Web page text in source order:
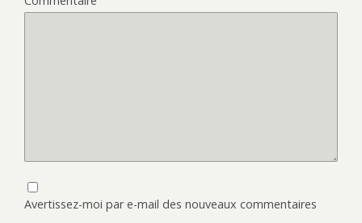
Avertissez-moi par e-mail des nouveaux commentaires